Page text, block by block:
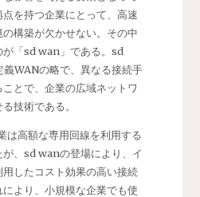
を持つ企業にとって、高速
構築が欠かせない。その中
が「sd wan」である。sd
WANの略で、異なる接続手
とで、企業の広域ネットワ
技術である。
は高額な専用回線を利用する
が、sd wanの登場により、イ
したコスト効果の高い接続
より、小規模な企業でも使